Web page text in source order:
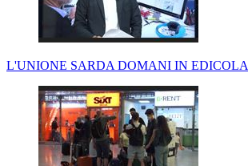
L'UNIONE SARDA DOMANI IN